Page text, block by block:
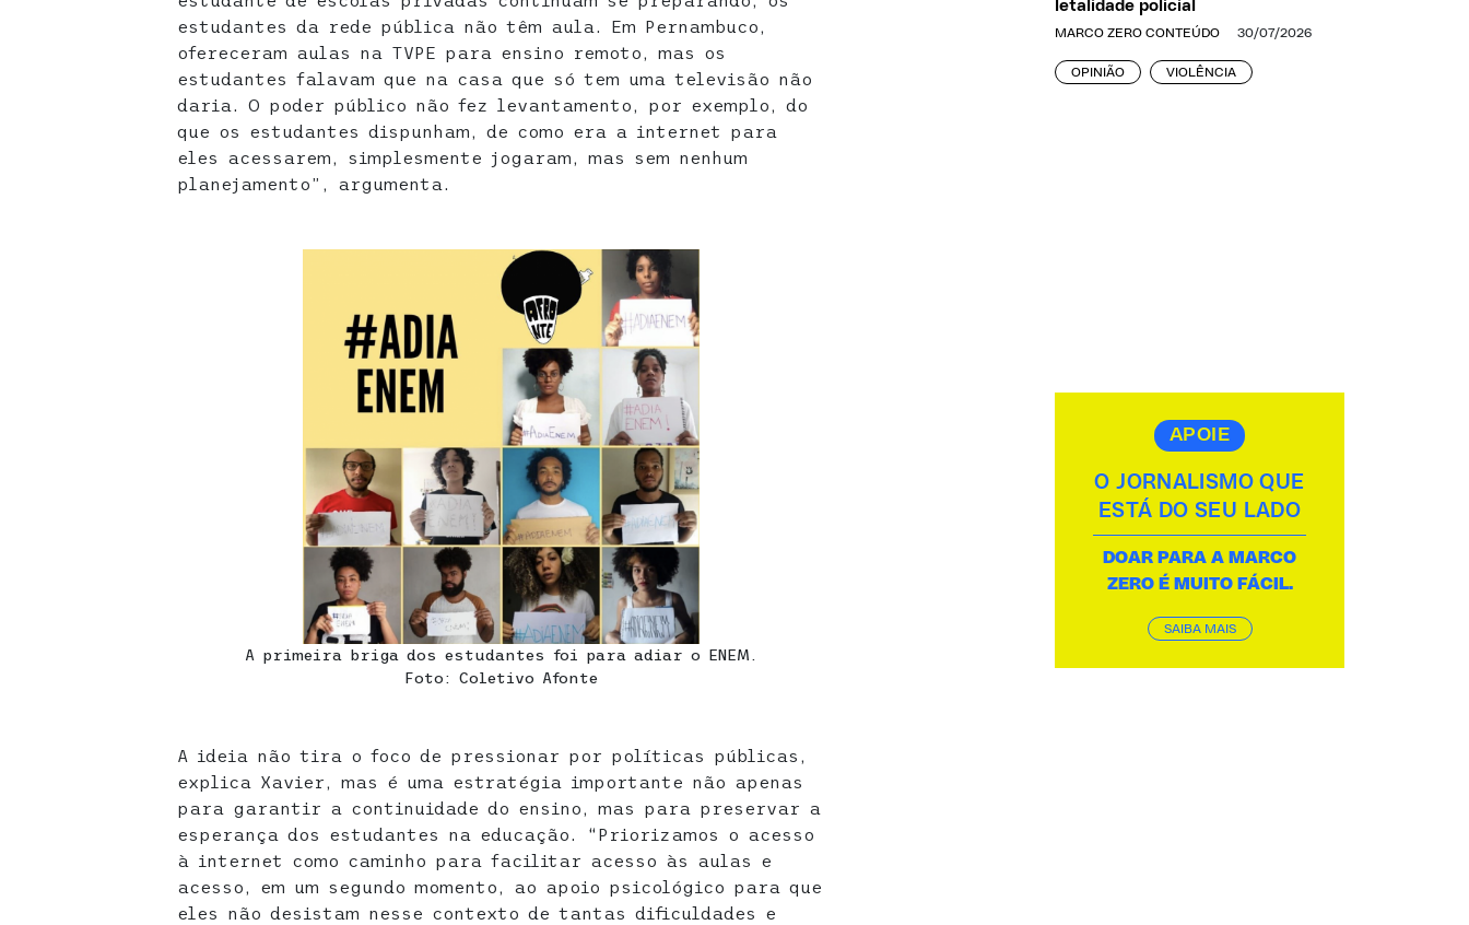
estudantes da rede pública não têm aula. Em Pernambuco,
ofereceram aulas na TVPE para ensino remoto, mas os
estudantes falavam que na casa que só tem uma televisão não
daria. O poder público não fez levantamento, por exemplo, do
que os estudantes dispunham, de como era a internet para
eles acessarem, simplesmente jogaram, mas sem nenhum
planejamento”, argumenta.
A primeira briga dos estudantes foi para adiar o ENEM.
Foto: Coletivo Afonte
A ideia não tira o foco de pressionar por políticas públicas,
explica Xavier, mas é uma estratégia importante não apenas
para garantir a continuidade do ensino, mas para preservar a
esperança dos estudantes na educação. “Priorizamos o acesso
à internet como caminho para facilitar acesso às aulas e
acesso, em um segundo momento, ao apoio psicológico para que
eles não desistam nesse contexto de tantas dificuldades e
letalidade policial
MARCO ZERO CONTEÚDO 30/07/2026
OPINIÃO VIOLÊNCIA
APOIE
O JORNALISMO QUE
ESTÁ DO SEU LADO
DOAR PARA A MARCO
ZERO É MUITO FÁCIL.
SAIBA MAIS